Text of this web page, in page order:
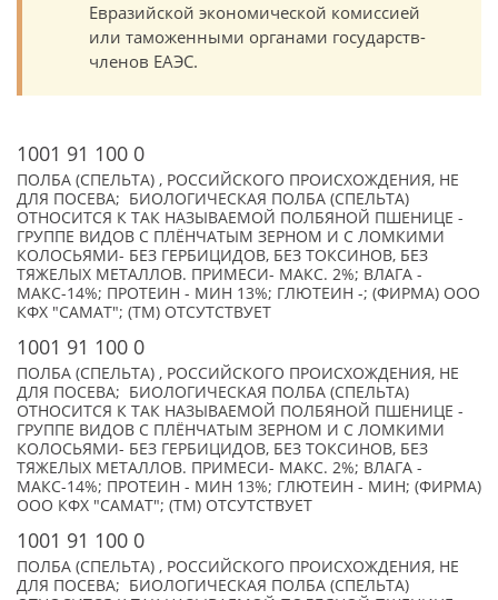
Евразийской экономической комиссией
или таможенными органами государств-
членов ЕАЭС.
1001 91 100 0
ПОЛБА (СПЕЛЬТА) , РОССИЙСКОГО ПРОИСХОЖДЕНИЯ, НЕ
ДЛЯ ПОСЕВА; БИОЛОГИЧЕСКАЯ ПОЛБА (СПЕЛЬТА)
ОТНОСИТСЯ К ТАК НАЗЫВАЕМОЙ ПОЛБЯНОЙ ПШЕНИЦЕ -
ГРУППЕ ВИДОВ С ПЛЁНЧАТЫМ ЗЕРНОМ И С ЛОМКИМИ
КОЛОСЬЯМИ- БЕЗ ГЕРБИЦИДОВ, БЕЗ ТОКСИНОВ, БЕЗ
ТЯЖЕЛЫХ МЕТАЛЛОВ. ПРИМЕСИ- МАКС. 2%; ВЛАГА -
МАКС-14%; ПРОТЕИН - МИН 13%; ГЛЮТЕИН -; (ФИРМА) ООО
КФХ "САМАТ"; (TM) ОТСУТСТВУЕТ
1001 91 100 0
ПОЛБА (СПЕЛЬТА) , РОССИЙСКОГО ПРОИСХОЖДЕНИЯ, НЕ
ДЛЯ ПОСЕВА; БИОЛОГИЧЕСКАЯ ПОЛБА (СПЕЛЬТА)
ОТНОСИТСЯ К ТАК НАЗЫВАЕМОЙ ПОЛБЯНОЙ ПШЕНИЦЕ -
ГРУППЕ ВИДОВ С ПЛЁНЧАТЫМ ЗЕРНОМ И С ЛОМКИМИ
КОЛОСЬЯМИ- БЕЗ ГЕРБИЦИДОВ, БЕЗ ТОКСИНОВ, БЕЗ
ТЯЖЕЛЫХ МЕТАЛЛОВ. ПРИМЕСИ- МАКС. 2%; ВЛАГА -
МАКС-14%; ПРОТЕИН - МИН 13%; ГЛЮТЕИН - МИН; (ФИРМА)
ООО КФХ "САМАТ"; (TM) ОТСУТСТВУЕТ
1001 91 100 0
ПОЛБА (СПЕЛЬТА) , РОССИЙСКОГО ПРОИСХОЖДЕНИЯ, НЕ
ДЛЯ ПОСЕВА; БИОЛОГИЧЕСКАЯ ПОЛБА (СПЕЛЬТА)